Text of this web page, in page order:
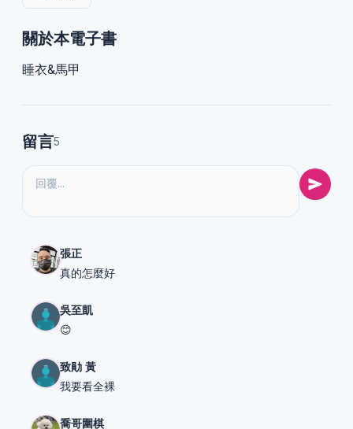
關於本電子書
睡衣&馬甲
留言5
張正
真的怎麼好
吳至凱
😊
致勛 黃
我要看全裸
喬哥圍棋